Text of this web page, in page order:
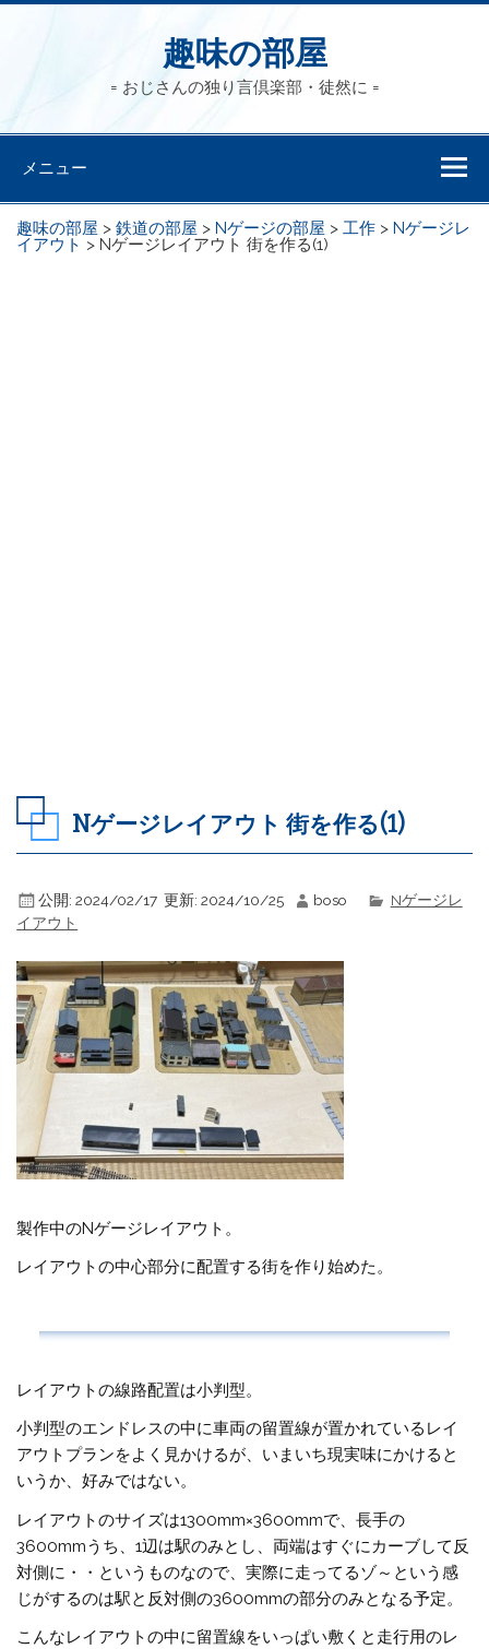
趣味の部屋
= おじさんの独り言倶楽部・徒然に =
メニュー
趣味の部屋 >鉄道の部屋 >Nゲージの部屋 >工作 >Nゲージレ
イアウト > Nゲージレイアウト 街を作る(1)
Nゲージレイアウト 街を作る(1)
公開: 2024/02/17 更新: 2024/10/25 boso
Nゲージレ
イアウト
製作中のNゲージレイアウト。
レイアウトの中心部分に配置する街を作り始めた。
レイアウトの線路配置は小判型。
小判型のエンドレスの中に車両の留置線が置かれているレイ
アウトプランをよく見かけるが、いまいち現実味にかけると
いうか、好みではない。
レイアウトのサイズは1300mm×3600mmで、長手の
3600mmうち、1辺は駅のみとし、両端はすぐにカーブして反
対側に・・というものなので、実際に走ってるゾ～という感
じがするのは駅と反対側の3600mmの部分のみとなる予定。
こんなレイアウトの中に留置線をいっぱい敷くと走行用のレ